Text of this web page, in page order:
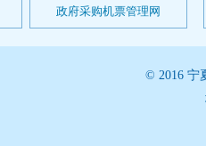
政府采购机票管理网
© 2016 宁